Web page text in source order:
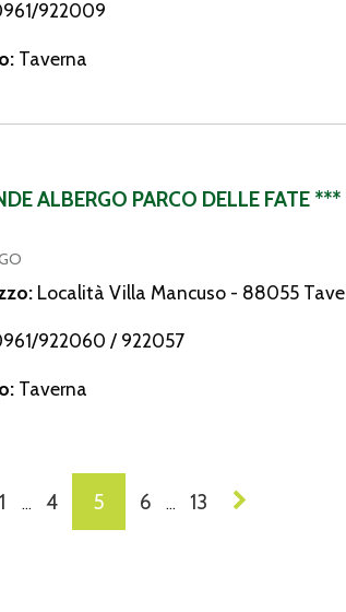
922009
Taverna
ALBERGO PARCO DELLE FATE ***
Località Villa Mancuso - 88055
922060 / 922057
Taverna
1 … 4 5 6 … 13